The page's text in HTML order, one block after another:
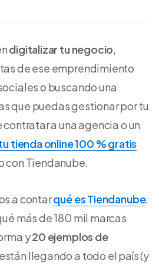
digitalizar tu negocio,
de ese emprendimiento
o buscando una
que puedas gestionar por tu
a una agencia o un
tienda online 100 % gratis
con Tiendanube.
a contarqué es Tiendanube,
más de 180 mil marcas
y20 ejemplos de
llegando a todo el país (y